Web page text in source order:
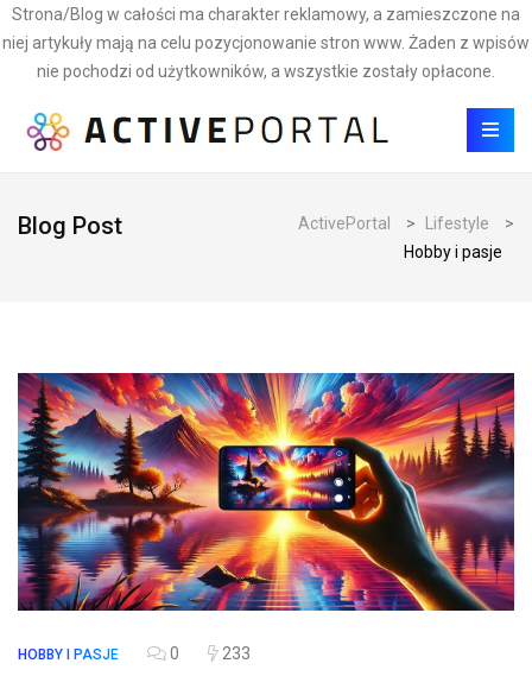
Strona/Blog w całości ma charakter reklamowy, a zamieszczone na
niej artykuły mają na celu pozycjonowanie stron www. Żaden z wpisów
nie pochodzi od użytkowników, a wszystkie zostały opłacone.
Blog Post ActivePortal > Lifestyle
>
Hobby i pasje
HOBBY I PASJE 0 233